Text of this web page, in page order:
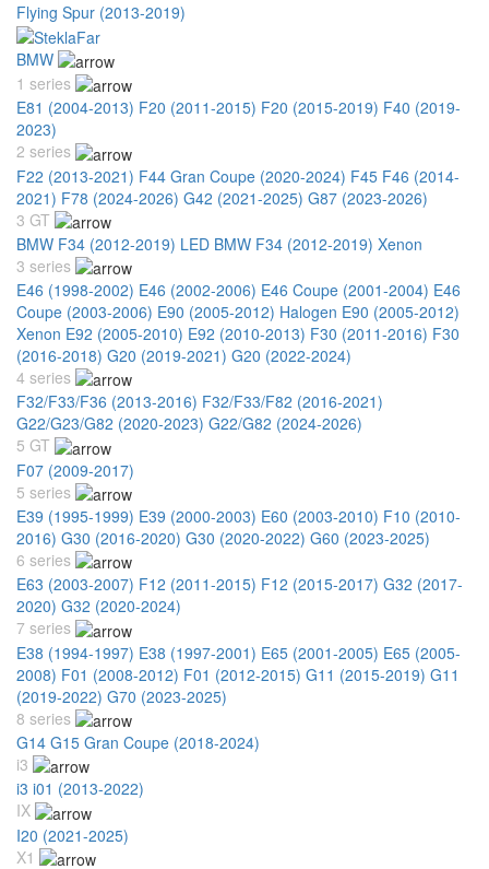
Flying Spur (2013-2019)
BMW
1 series
E81 (2004-2013) F20 (2011-2015) F20 (2015-2019) F40 (2019-
2023)
2 series
F22 (2013-2021) F44 Gran Coupe (2020-2024) F45 F46 (2014-
2021) F78 (2024-2026) G42 (2021-2025) G87 (2023-2026)
3 GT
BMW F34 (2012-2019) LED BMW F34 (2012-2019) Xenon
3 series
E46 (1998-2002) E46 (2002-2006) E46 Coupe (2001-2004) E46
Coupe (2003-2006) E90 (2005-2012) Halogen E90 (2005-2012)
Xenon E92 (2005-2010) E92 (2010-2013) F30 (2011-2016) F30
(2016-2018) G20 (2019-2021) G20 (2022-2024)
4 series
F32/F33/F36 (2013-2016) F32/F33/F82 (2016-2021)
G22/G23/G82 (2020-2023) G22/G82 (2024-2026)
5 GT
F07 (2009-2017)
5 series
E39 (1995-1999) E39 (2000-2003) E60 (2003-2010) F10 (2010-
2016) G30 (2016-2020) G30 (2020-2022) G60 (2023-2025)
6 series
E63 (2003-2007) F12 (2011-2015) F12 (2015-2017) G32 (2017-
2020) G32 (2020-2024)
7 series
E38 (1994-1997) E38 (1997-2001) E65 (2001-2005) E65 (2005-
2008) F01 (2008-2012) F01 (2012-2015) G11 (2015-2019) G11
(2019-2022) G70 (2023-2025)
8 series
G14 G15 Gran Coupe (2018-2024)
i3
i3 i01 (2013-2022)
IX
I20 (2021-2025)
X1